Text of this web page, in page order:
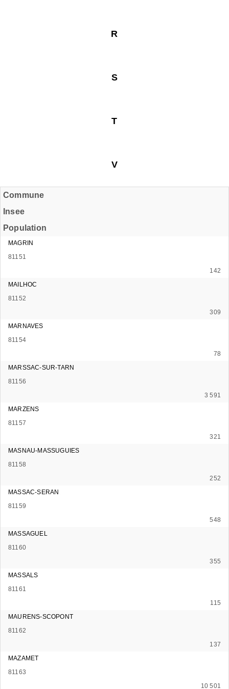
R
S
T
V
Commune
Insee
Population
MAGRIN
81151
142
MAILHOC
81152
309
MARNAVES
81154
78
MARSSAC-SUR-TARN
81156
3 591
MARZENS
81157
321
MASNAU-MASSUGUIES
81158
252
MASSAC-SERAN
81159
548
MASSAGUEL
81160
355
MASSALS
81161
115
MAURENS-SCOPONT
81162
137
MAZAMET
81163
10 501